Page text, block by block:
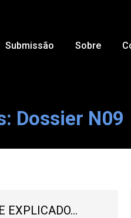
Submissão Sobre
Dossier N09
EXPLICADO…